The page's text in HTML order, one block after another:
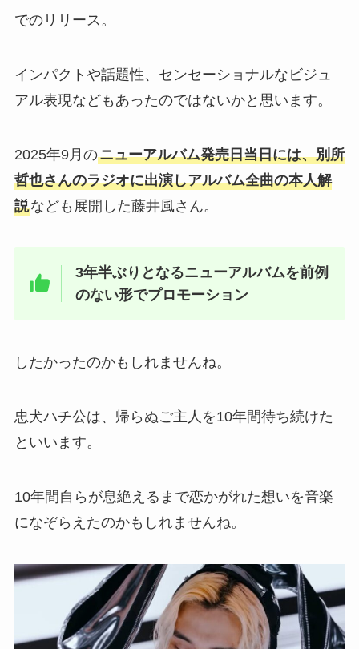
でのリリース。
インパクトや話題性、センセーショナルなビジュ
アル表現などもあったのではないかと思います。
2025年9月のニューアルバム発売日当日には、別所
哲也さんのラジオに出演しアルバム全曲の本人解
説なども展開した藤井風さん。
3年半ぶりとなるニューアルバムを前例
のない形でプロモーション
したかったのかもしれませんね。
忠犬ハチ公は、帰らぬご主人を10年間待ち続けた
といいます。
10年間自らが息絶えるまで恋かがれた想いを音楽
になぞらえたのかもしれませんね。